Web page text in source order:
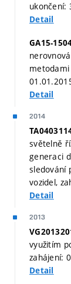
ukončení:
Detail
GA15-
Detail
2014
světelně
generaci
sledování
vozidel,
Detail
2013
využitím
zahájení:
Detail